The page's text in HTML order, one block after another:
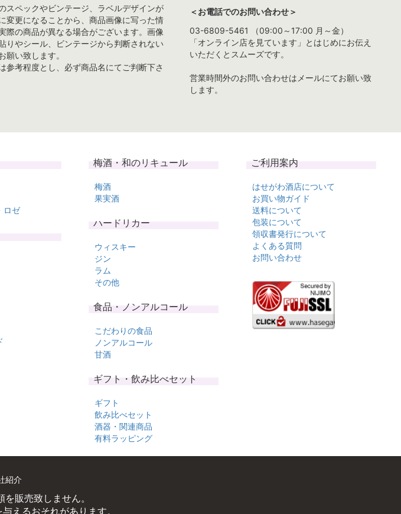
スペックやビンテージ、ラベルデザインが
変更になることから、商品画像に写った情
際の商品が異なる場合がございます。画像
りやシール、ビンテージから判断されない
願い致します。
参考程度とし、必ず商品名にてご判断下さ
＜お電話でのお問い合わせ＞
03-6809-5461 （09:00～17:00 月～金）
「オンライン店を見ています」とはじめにお伝え
いただくとスムーズです。
営業時間外のお問い合わせはメールにてお願い致
します。
ロゼ
梅酒・和のリキュール
梅酒
果実酒
ハードリカー
ウィスキー
ジン
ラム
その他
食品・ノンアルコール
こだわりの食品
ノンアルコール
甘酒
ギフト・飲み比べセット
ギフト
飲み比べセット
酒器・関連商品
有料ラッピング
ご利用案内
はせがわ酒店について
お買い物ガイド
送料について
包装について
領収書発行について
よくある質問
お問い合わせ
紹介
販売致しません。
えるおそれがあります。